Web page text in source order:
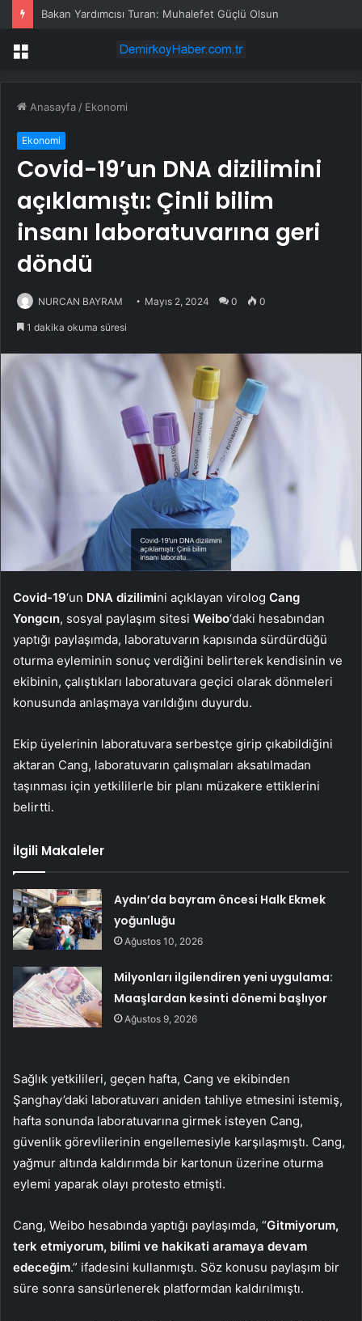
Bakan Yardımcısı Turan: Muhalefet Güçlü Olsun
Menü
Anasayfa / Ekonomi
Ekonomi
Covid-19’un DNA dizilimini
açıklamıştı: Çinli bilim
insanı laboratuvarına geri
döndü
NURCAN BAYRAM Mayıs 2, 2024 0 0
1 dakika okuma süresi
Covid-19‘un DNA dizilimini açıklayan virolog Cang
Yongcın, sosyal paylaşım sitesi Weibo‘daki hesabından
yaptığı paylaşımda, laboratuvarın kapısında sürdürdüğü
oturma eyleminin sonuç verdiğini belirterek kendisinin ve
ekibinin, çalıştıkları laboratuvara geçici olarak dönmeleri
konusunda anlaşmaya varıldığını duyurdu.
Ekip üyelerinin laboratuvara serbestçe girip çıkabildiğini
aktaran Cang, laboratuvarın çalışmaları aksatılmadan
taşınması için yetkililerle bir planı müzakere ettiklerini
belirtti.
İlgili Makaleler
Aydın’da bayram öncesi Halk Ekmek
yoğunluğu
Ağustos 10, 2026
Milyonları ilgilendiren yeni uygulama:
Maaşlardan kesinti dönemi başlıyor
Ağustos 9, 2026
Sağlık yetkilileri, geçen hafta, Cang ve ekibinden
Şanghay’daki laboratuvarı aniden tahliye etmesini istemiş,
hafta sonunda laboratuvarına girmek isteyen Cang,
güvenlik görevlilerinin engellemesiyle karşılaşmıştı. Cang,
yağmur altında kaldırımda bir kartonun üzerine oturma
eylemi yaparak olayı protesto etmişti.
Cang, Weibo hesabında yaptığı paylaşımda, “Gitmiyorum,
terk etmiyorum, bilimi ve hakikati aramaya devam
edeceğim.” ifadesini kullanmıştı. Söz konusu paylaşım bir
süre sonra sansürlenerek platformdan kaldırılmıştı.